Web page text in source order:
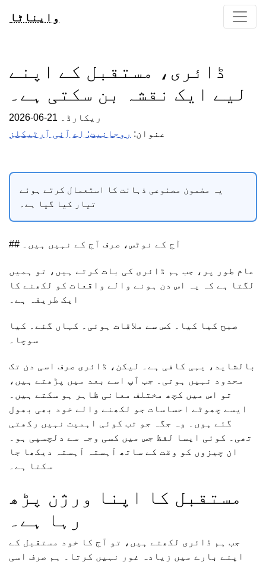
وایناٹا
ڈائری، مستقبل کے اپنے
لیے ایک نقشہ بن سکتی ہے۔
2026-06-21 ریکارڈ۔
عنوان: روحانیت: اے آئی آرٹیکلز
یہ مضمون مصنوعی ذہانت کا استعمال کرتے ہوئے
تیار کیا گیا ہے۔
## آج کے نوٹس، صرف آج کے نہیں ہیں۔
عام طور پر، جب ہم ڈائری کی بات کرتے ہیں، تو ہمیں
لگتا ہے کہ یہ اس دن ہونے والے واقعات کو لکھنے کا
ایک طریقہ ہے۔
صبح کیا کیا۔ کس سے ملاقات ہوئی۔ کہاں گئے۔ کیا
سوچا۔
بالشاید، یہی کافی ہے۔ لیکن، ڈائری صرف اسی دن تک
محدود نہیں ہوتی۔ جب آپ اسے بعد میں پڑھتے ہیں،
تو اس میں کچھ مختلف معانی ظاہر ہو سکتے ہیں۔
ایسے چھوٹے احساسات جو لکھنے والے خود بھی بھول
گئے ہوں۔ وہ جگہ جو تب کوئی اہمیت نہیں رکھتی
تھی۔ کوئی ایسا لفظ جس میں کسی وجہ سے دلچسپی ہو۔
ان چیزوں کو وقت کے ساتھ آہستہ آہستہ دیکھا جا
سکتا ہے۔
مستقبل کا اپنا ورژن پڑھ
رہا ہے۔
جب ہم ڈائری لکھتے ہیں، تو آج کا خود مستقبل کے
اپنے بارے میں زیادہ غور نہیں کرتا۔ ہم صرف اسی